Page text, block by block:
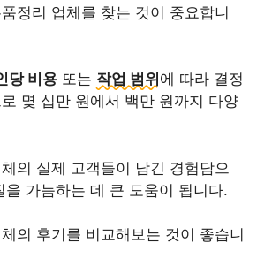
정리 업체를 찾는 것이 중요합니
당 비용 또는 작업 범위 에 따라 결정
몇 십만 원에서 백만 원까지 다양
의 실제 고객들이 남긴 경험담으
을 가늠하는 데 큰 도움이 됩니다.
의 후기를 비교해보는 것이 좋습니